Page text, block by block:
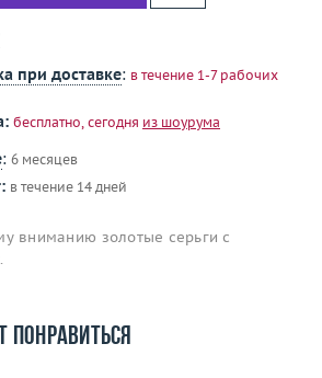
при доставке: в течение 1-7 рабочих
бесплатно, сегодня из шоурума
: 6 месяцев
в течение 14 дней
вниманию золотые серьги с